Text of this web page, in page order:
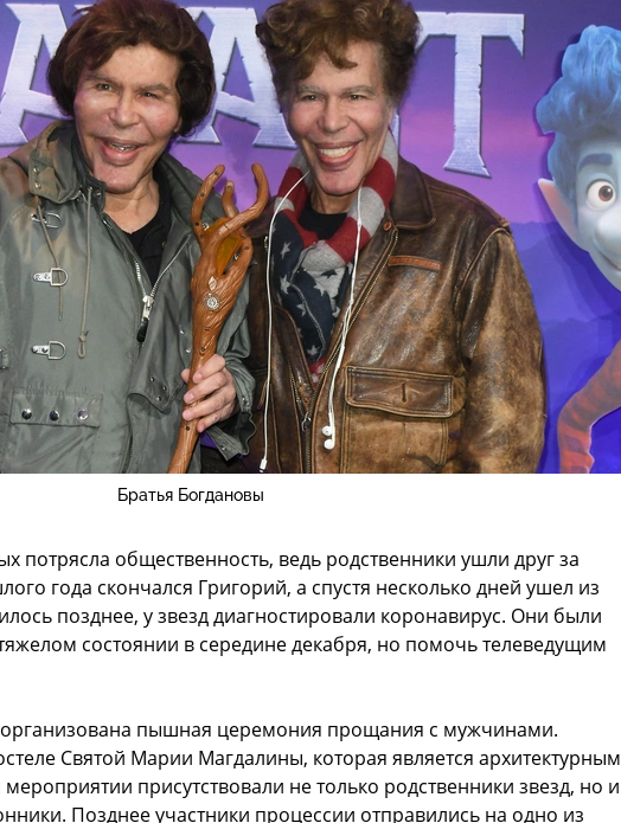
Братья Богдановы
потрясла общественность, ведь родственники ушли друг за
года скончался Григорий, а спустя несколько дней ушел из
позднее, у звезд диагностировали коронавирус. Они были
состоянии в середине декабря, но помочь телеведущим
пышная церемония прощания с мужчинами.
Святой Марии Магдалины, которая является архитектурным
присутствовали не только родственники звезд, но и
Позднее участники процессии отправились на одно из